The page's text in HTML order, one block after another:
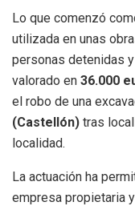
Lo que comenzó
utilizada en unas
personas detenidas
valorado en 36.000
el robo de una
(Castellón) tras
localidad.
La actuación ha
empresa propietaria